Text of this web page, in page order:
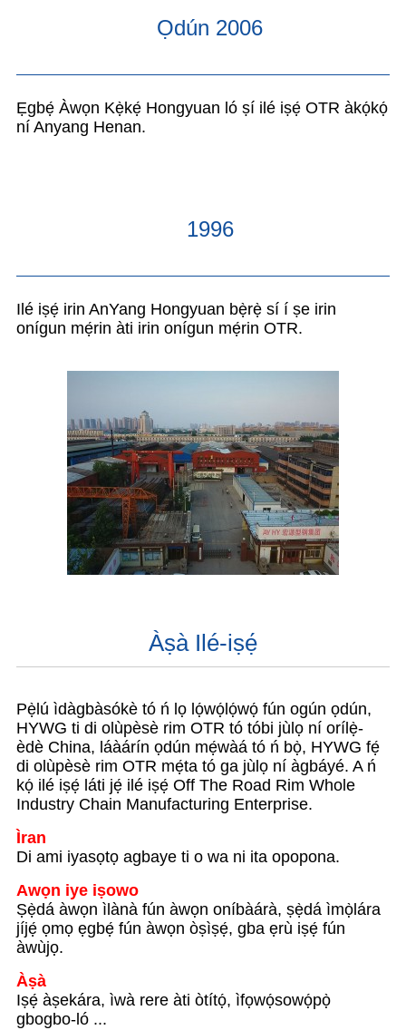
Ọdún 2006
Ẹgbẹ́ Àwọn Kẹ̀kẹ́ Hongyuan ló ṣí ilé iṣẹ́ OTR àkọ́kọ́
ní Anyang Henan.
1996
Ilé iṣẹ́ irin AnYang Hongyuan bẹ̀rẹ̀ sí í ṣe irin
onígun mẹ́rin àti irin onígun mẹ́rin OTR.
Àṣà Ilé-iṣẹ́
Pẹ̀lú ìdàgbàsókè tó ń lọ lọ́wọ́lọ́wọ́ fún ogún ọdún,
HYWG ti di olùpèsè rim OTR tó tóbi jùlọ ní orílẹ̀-
èdè China, láàárín ọdún mẹ́wàá tó ń bọ̀, HYWG fẹ́
di olùpèsè rim OTR mẹ́ta tó ga jùlọ ní àgbáyé. A ń
kọ́ ilé iṣẹ́ láti jẹ́ ilé iṣẹ́ Off The Road Rim Whole
Industry Chain Manufacturing Enterprise.
Ìran
Di ami iyasọtọ agbaye ti o wa ni ita opopona.
Awọn iye iṣowo
Ṣẹ̀dá àwọn ìlànà fún àwọn oníbàárà, ṣẹ̀dá ìmọ̀lára
jíjẹ́ ọmọ ẹgbẹ́ fún àwọn òṣìṣẹ́, gba ẹrù iṣẹ́ fún
àwùjọ.
Àṣà
Iṣẹ́ àṣekára, ìwà rere àti òtítọ́, ìfọwọ́sowọ́pọ̀
gbogbo-ló ...